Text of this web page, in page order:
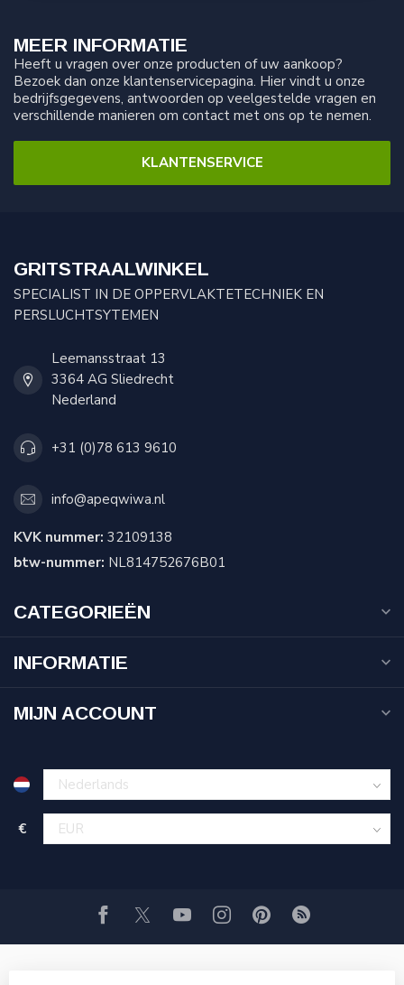
MEER INFORMATIE
Heeft u vragen over onze producten of uw aankoop?
Bezoek dan onze klantenservicepagina. Hier vindt u onze
bedrijfsgegevens, antwoorden op veelgestelde vragen en
verschillende manieren om contact met ons op te nemen.
KLANTENSERVICE
GRITSTRAALWINKEL
SPECIALIST IN DE OPPERVLAKTETECHNIEK EN
PERSLUCHTSYTEMEN
Leemansstraat 13
3364 AG Sliedrecht
Nederland
+31 (0)78 613 9610
info@apeqwiwa.nl
KVK nummer: 32109138
btw-nummer: NL814752676B01
CATEGORIEËN
INFORMATIE
MIJN ACCOUNT
€